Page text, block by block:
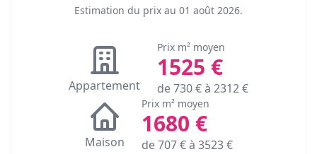
Estimation du prix au 01 août 2026.
Appartement
Prix m² moyen
1525 €
de730€ à 2312€
Maison
Prix m² moyen
1680 €
de707€ à 3523€